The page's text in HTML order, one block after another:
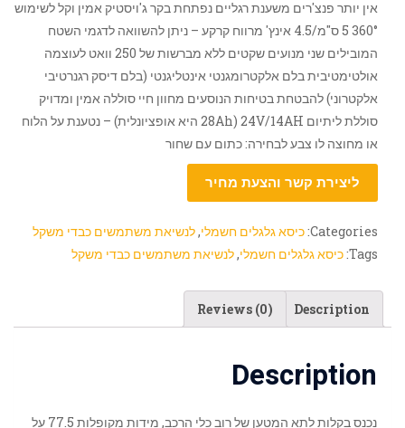
אין יותר פנצ'רים משענת רגליים נפתחת בקר ג'ויסטיק אמין וקל לשימוש
360° 5 ס"מ/4.5 אינץ' מרווח קרקע – ניתן להשוואה לדגמי השטח
המובילים שני מנועים שקטים ללא מברשות של 250 וואט לעוצמה
אולטימטיבית בלם אלקטרומגנטי אינטליגנטי (בלם דיסק רגנרטיבי
אלקטרוני) להבטחת בטיחות הנוסעים מחוון חיי סוללה אמין ומדויק
סוללת ליתיום 24V/14AH (28Ah היא אופציונלית) – נטענת על הלוח
או מחוצה לו צבע לבחירה: כתום עם שחור
ליצירת קשר והצעת מחיר
Categories: כיסא גלגלים חשמלי,לנשיאת משתמשים כבדי משקל
Tags: כיסא גלגלים חשמלי,לנשיאת משתמשים כבדי משקל
Description
Reviews (0)
Description
נכנס בקלות לתא המטען של רוב כלי הרכב, מידות מקופלות 77.5 על